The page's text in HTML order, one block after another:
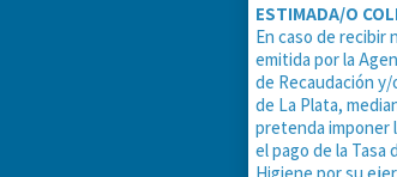
ESTIMADA/O
En caso de recibir
emitida por la
de Recaudación
de La Plata,
pretenda imponer
el pago de la Tasa